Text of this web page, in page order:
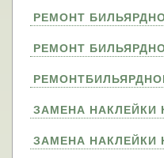
РЕМОНТ
РЕМОНТ
ЗАМЕНА НАКЛЕЙКИ
ЗАМЕНА НАКЛЕЙКИ